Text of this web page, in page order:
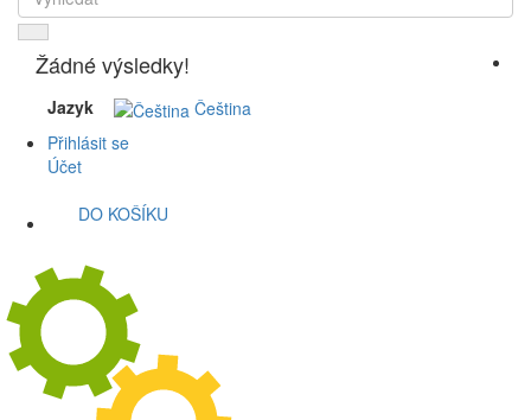
Žádné výsledky!
Jazyk
Čeština
Přihlásit se
Účet
DO KOŠÍKU